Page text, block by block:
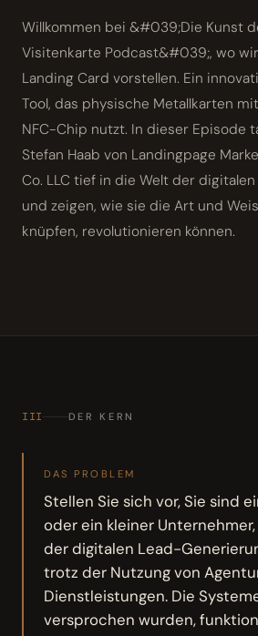
Willkommen bei &#039;Die Kunst
Visitenkarte Podcast&#039;, wo
Landing Card vorstellen. Ein
Tool, das physische Metallkarten
NFC-Chip nutzt. In dieser Episode
Stefan Haab von Landingpage
Co. LLC tief in die Welt der
und zeigen, wie sie die Art und
knüpfen, revolutionieren können.
III DER KERN
DAS PROBLEM
Stellen Sie sich vor, Sie sind
oder ein kleiner
der digitalen Lead-
trotz der Nutzung von
Dienstleistungen. Die
versprochen wurden,